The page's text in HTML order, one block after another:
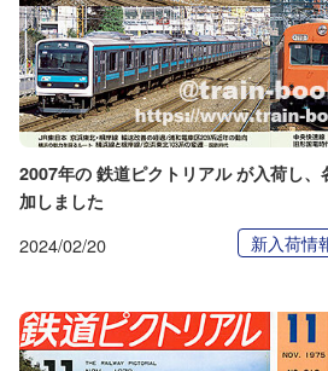
2007年の 鉄道ピクトリアル が入荷し、
加しました
2024/02/20 新入荷情